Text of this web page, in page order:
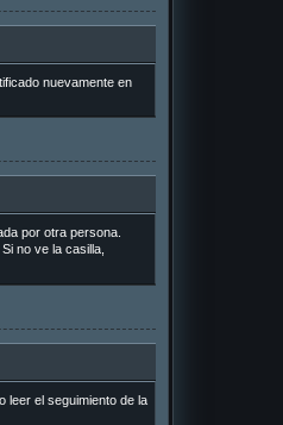
nuevamente en
por otra persona.
no ve la casilla,
leer el seguimiento de la